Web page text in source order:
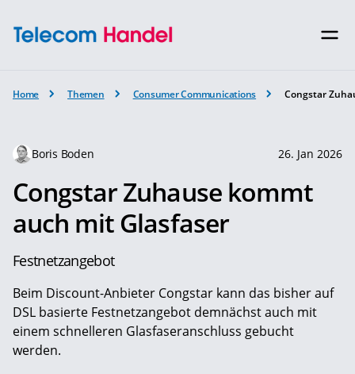
Home Themen Consumer Communications Congstar
Boris Boden 26. Jan 2026
Congstar Zuhause kommt
auch mit Glasfaser
Festnetzangebot
Beim Discount-Anbieter Congstar kann das bisher auf
DSL basierte Festnetzangebot demnächst auch mit
einem schnelleren Glasfaseranschluss gebucht
werden.